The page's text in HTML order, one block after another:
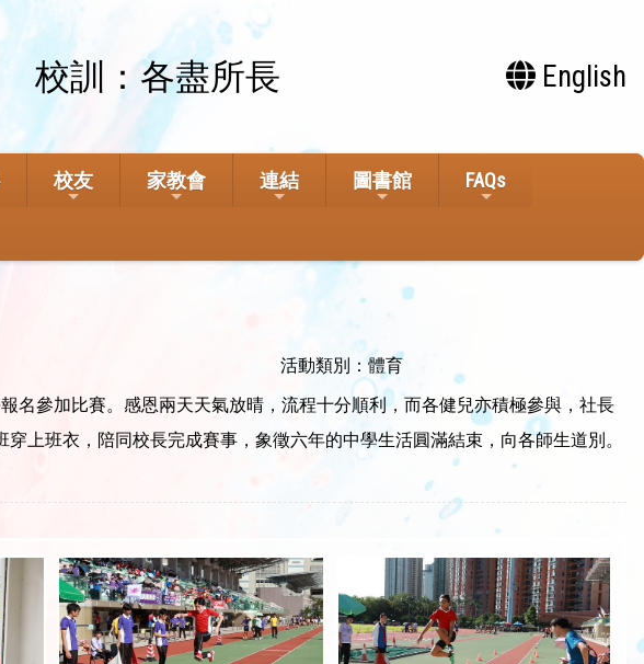
校訓：各盡所長 English
校友 家教會 連結 圖書館 FAQs
活動類別：體育
名參加比賽。感恩兩天天氣放晴，流程十分順利，而各健兒亦積極參與，社長
上班衣，陪同校長完成賽事，象徵六年的中學生活圓滿結束，向各師生道別。